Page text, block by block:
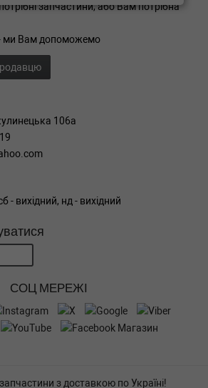
запчастини, або Вам потрібна
- ми Вам допоможемо
106а
- вихідний, нд - вихідний
СОЦ МЕРЕЖІ
з доставкою по Україні!